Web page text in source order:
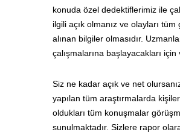
konuda özel dedektiflerimiz ile
ilgili açık olmanız ve olayları
alınan bilgiler olmasıdır.
çalışmalarına başlayacakları
Siz ne kadar açık ve net
yapılan tüm araştırmalarda
oldukları tüm konuşmalar
sunulmaktadır. Sizlere rapor